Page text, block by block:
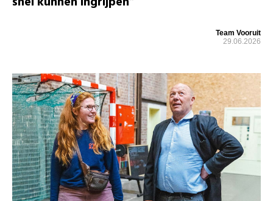
Team Vooruit
29.06.2026